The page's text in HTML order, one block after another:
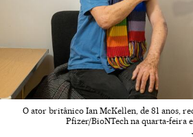
O ator britânico Ian McKellen, de 81 anos,
Pfizer/BioNTech na quarta-feira